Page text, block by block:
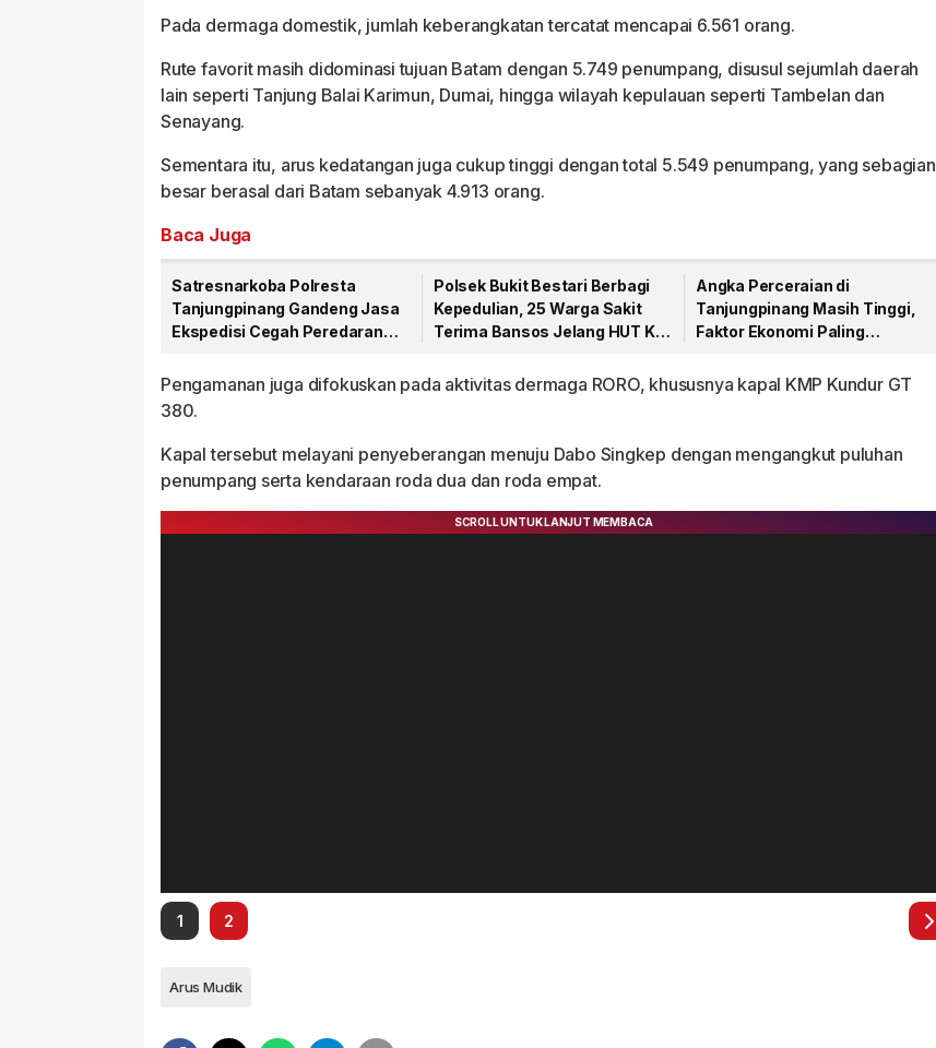
Pada dermaga domestik, jumlah keberangkatan tercatat mencapai 6.561 orang.
Rute favorit masih didominasi tujuan Batam dengan 5.749 penumpang, disusul sejumlah daerah
lain seperti Tanjung Balai Karimun, Dumai, hingga wilayah kepulauan seperti Tambelan dan
Senayang.
Sementara itu, arus kedatangan juga cukup tinggi dengan total 5.549 penumpang, yang sebagian
besar berasal dari Batam sebanyak 4.913 orang.
Baca Juga
Satresnarkoba Polresta
Tanjungpinang Gandeng Jasa
Ekspedisi Cegah Peredaran
Polsek Bukit Bestari Berbagi
Kepedulian, 25 Warga Sakit
Terima Bansos Jelang HUT Ke-
Angka Perceraian di
Tanjungpinang Masih Tinggi,
Faktor Ekonomi Paling
Pengamanan juga difokuskan pada aktivitas dermaga RORO, khususnya kapal KMP Kundur GT
380.
Kapal tersebut melayani penyeberangan menuju Dabo Singkep dengan mengangkut puluhan
penumpang serta kendaraan roda dua dan roda empat.
1 2
Arus Mudik